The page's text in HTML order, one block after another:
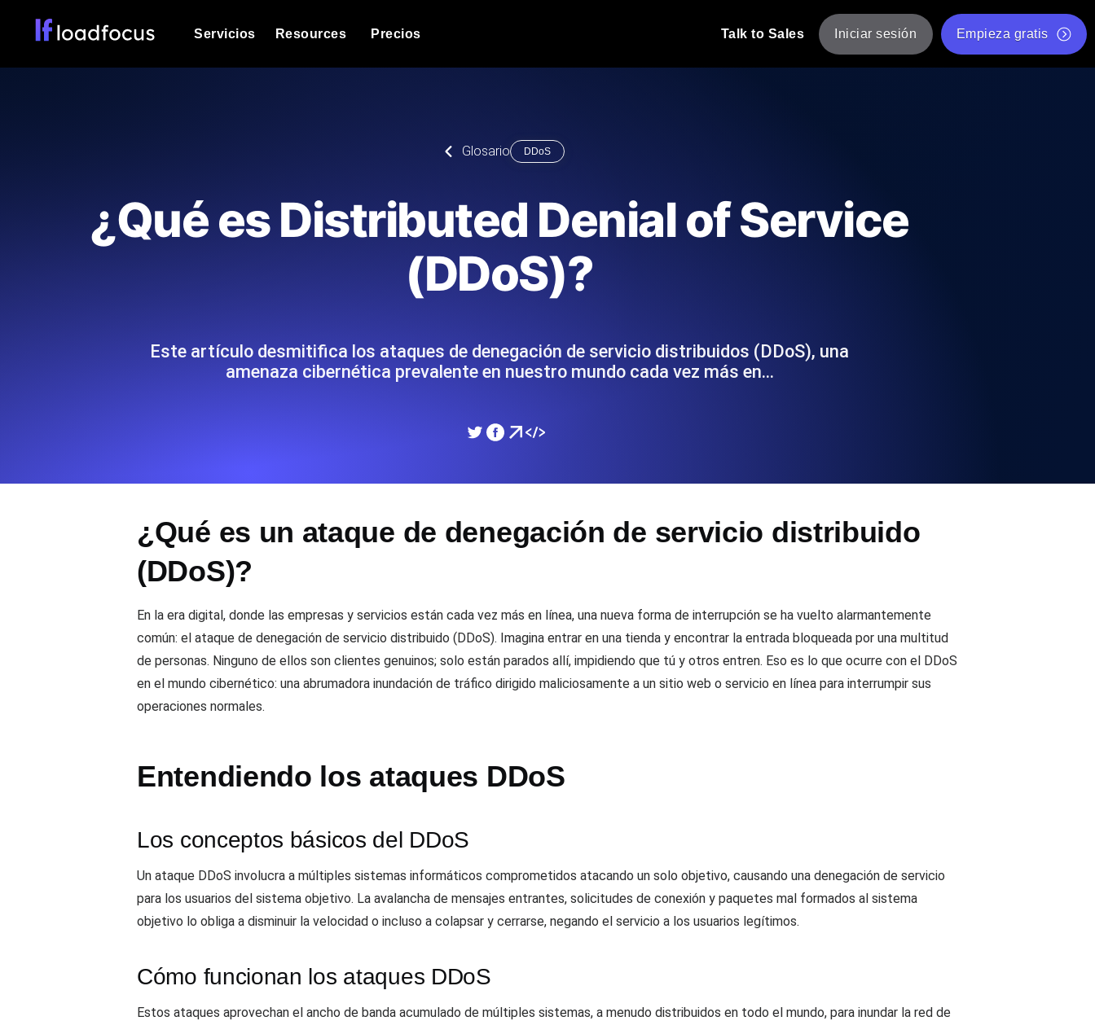
Servicios
ubicaciones cloud con análisis de IA.
tecnológico.
Load testing liderado por expertos: escribimos los scripts JMeter o k6,
los ejecutamos a escala y entregamos el informe.
Supervisión del rendimiento del sitio web
Supervise la información y el rendimiento de su sitio web.
Monitoree sus APIs
Monitorear la velocidad y funcionalidad de la API
Gratis para empezar.
Cron Job Monitoring
Heartbeat monitoring para cron jobs y tareas programadas. Gratis
DNS Monitoring
DNS monitoring con comprobación de registros y alertas. Gratis para
Uptime de puertos y tiempo de conexión, desde 26 regiones. Monitoring as Code
Monitores como YAML, JS y MCP
Resources
Explorar categorías de
glosario
Blog de producto
Leer más en el blog
Leer más en el blog
Validador de scripts JMeter gratuito
Comprobador de estado de API
Precios Talk to Sales Iniciar sesión Empieza gratis
Glosario DDoS
¿Qué es Distributed Denial of Service
(DDoS)?
Este artículo desmitifica los ataques de denegación de servicio distribuidos (DDoS), una
amenaza cibernética prevalente en nuestro mundo cada vez más en…
¿Qué es un ataque de denegación de servicio distribuido
(DDoS)?
En la era digital, donde las empresas y servicios están cada vez más en línea, una nueva forma de interrupción se ha vuelto alarmantemente
común: el ataque de denegación de servicio distribuido (DDoS). Imagina entrar en una tienda y encontrar la entrada bloqueada por una multitud
de personas. Ninguno de ellos son clientes genuinos; solo están parados allí, impidiendo que tú y otros entren. Eso es lo que ocurre con el DDoS
en el mundo cibernético: una abrumadora inundación de tráfico dirigido maliciosamente a un sitio web o servicio en línea para interrumpir sus
operaciones normales.
Entendiendo los ataques DDoS
Los conceptos básicos del DDoS
Un ataque DDoS involucra a múltiples sistemas informáticos comprometidos atacando un solo objetivo, causando una denegación de servicio
para los usuarios del sistema objetivo. La avalancha de mensajes entrantes, solicitudes de conexión y paquetes mal formados al sistema
objetivo lo obliga a disminuir la velocidad o incluso a colapsar y cerrarse, negando el servicio a los usuarios legítimos.
Cómo funcionan los ataques DDoS
Estos ataques aprovechan el ancho de banda acumulado de múltiples sistemas, a menudo distribuidos en todo el mundo, para inundar la red de